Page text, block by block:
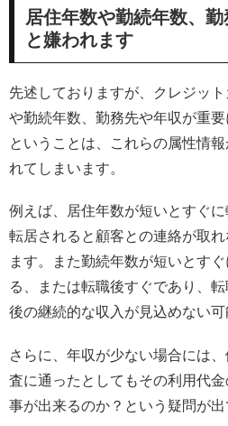
居住年数や勤続年数、
と嫌われます
先述しておりますが、クレジッ
や勤続年数、勤務先や年収が重要
ということは、これらの属性情
れてしまいます。
例えば、居住年数が短いとすぐに
転居されると顧客との連絡が取
ます。また勤続年数が短いとす
る、または転職後すぐであり、
後の継続的な収入が見込めない可
さらに、年収が少ない場合には
査に通ったとしてもその利用代
事が出来るのか？という疑問が出